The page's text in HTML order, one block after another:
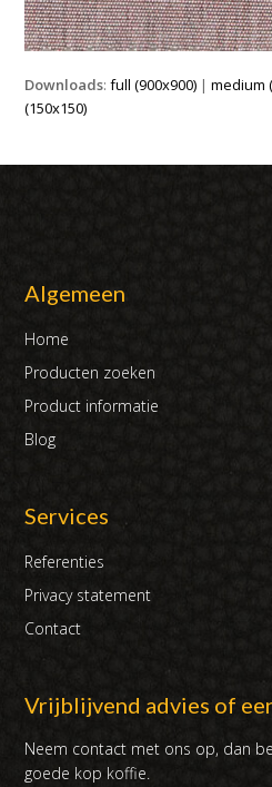
Downloads:full (900x900) |medium
(150x150)
Algemeen
Home
Producten zoeken
Product informatie
Blog
Services
Referenties
Privacy statement
Contact
Vrijblijvend advies of
Neem contact met ons op, dan
goede kop koffie.